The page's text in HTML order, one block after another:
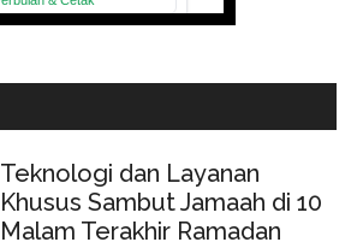
Teknologi dan Layanan
Khusus Sambut Jamaah di 10
Malam Terakhir Ramadan